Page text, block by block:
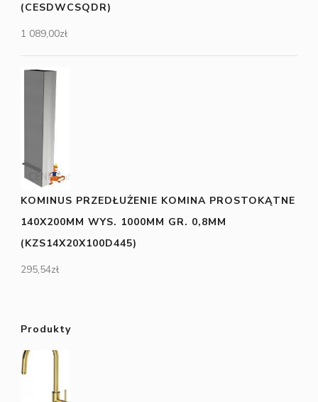
(CESDWCSQDR)
1 089,00zł
KOMINUS PRZEDŁUŻENIE KOMINA PROSTOKĄTNE
140X200MM WYS. 1000MM GR. 0,8MM
(KZS14X20X100D445)
295,54zł
Produkty